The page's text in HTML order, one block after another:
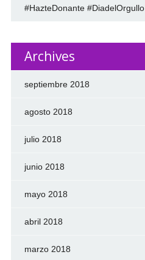
#HazteDonante #DiadelOrgullo
Archives
septiembre 2018
agosto 2018
julio 2018
junio 2018
mayo 2018
abril 2018
marzo 2018